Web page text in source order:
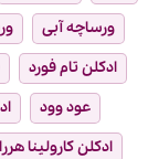
ورساچه آبی
ادکلن تام فورد
عود وود
ادکلن کارولینا هررا